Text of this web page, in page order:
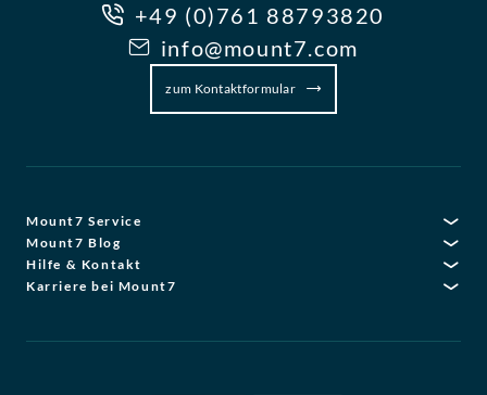
+49 (0)761 88793820
info@mount7.com
zum Kontaktformular
Mount7 Service
Mount7 Blog
Hilfe & Kontakt
Karriere bei Mount7